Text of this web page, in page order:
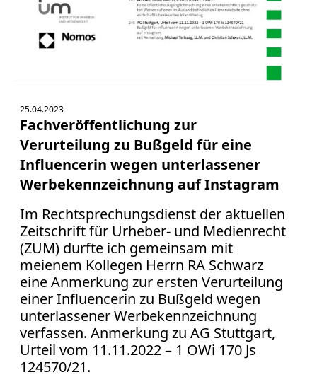
25.04.2023
Fachveröffentlichung zur
Verurteilung zu Bußgeld für eine
Influencerin wegen unterlassener
Werbekennzeichnung auf Instagram
Im Rechtsprechungsdienst der aktuellen
Zeitschrift für Urheber- und Medienrecht
(ZUM) durfte ich gemeinsam mit
meienem Kollegen Herrn RA Schwarz
eine Anmerkung zur ersten Verurteilung
einer Influencerin zu Bußgeld wegen
unterlassener Werbekennzeichnung
verfassen. Anmerkung zu AG Stuttgart,
Urteil vom 11.11.2022 – 1 OWi 170 Js
124570/21.